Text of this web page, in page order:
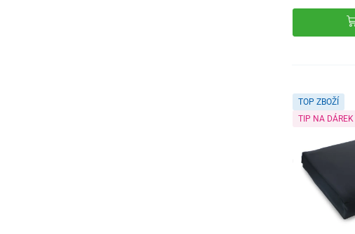
TOP ZBOŽÍ
TIP NA DÁREK